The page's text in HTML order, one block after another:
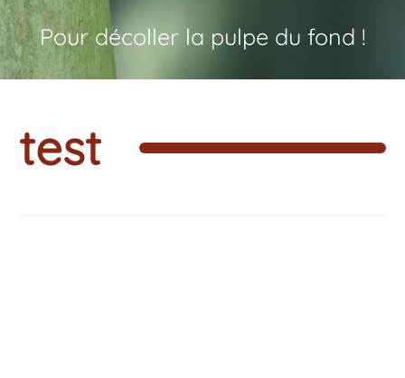
Pour décoller la pulpe du fond !
test